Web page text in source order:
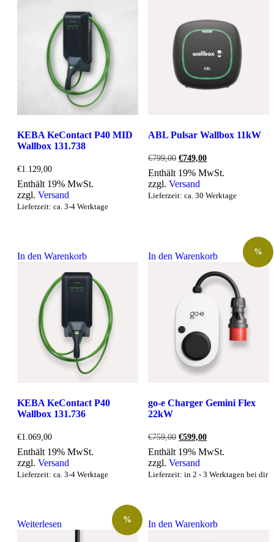
KEBA KeContact P40 MID
Wallbox 131.738
€1.129,00
Enthält 19% MwSt.
zzgl. Versand
Lieferzeit: ca. 3-4 Werktage
ABL Pulsar Wallbox 11kW
€799,00 Ursprünglicher
Preis
war:
€799,00
€749,00Aktueller
Preis
ist:
Enthält 19% MwSt.
zzgl.Versand
Lieferzeit: ca. 30 Werktage
In den Warenkorb
KEBA KeContact P40
Wallbox 131.736
€1.069,00
Enthält 19% MwSt.
zzgl. Versand
Lieferzeit: ca. 3-4 Werktage
In den Warenkorb %
go-e Charger Gemini Flex
22kW
€759,00 Ursprünglicher
Preis
war:
€759,00
€599,00Aktueller
Preis
ist:
Enthält 19% MwSt.
zzgl.Versand
Lieferzeit: in 2 - 3 Werktagen bei dir
Weiterlesen % In den Warenkorb